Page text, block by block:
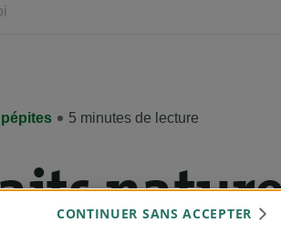
5 minutes de lecture
CONTINUER SANS ACCEPTER